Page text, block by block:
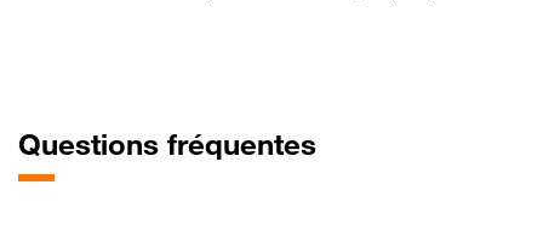
Questions fréquentes